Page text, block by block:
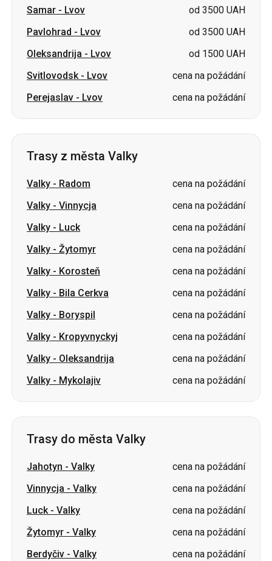
Samar - Lvov
od 3500 UAH
Pavlohrad - Lvov
od 3500 UAH
Oleksandrija - Lvov
od 1500 UAH
Svitlovodsk- Lvov
cena na požádání
Perejaslav - Lvov cena na požádání
Trasy z města Valky
Valky - Radom
cena na požádání
Valky - Vinnycja
cena na požádání
Valky - Luck
cena na požádání
Valky - Žytomyr
cena na požádání
Valky - Korosteň
cena na požádání
Valky - Bila Cerkva
cena na požádání
Valky - Boryspil
cena na požádání
Valky - Kropyvnyckyj
cena na požádání
Valky - Oleksandrija
cena na požádání
Valky - Mykolajiv cena na požádání
Trasy do města Valky
Jahotyn - Valky
cena na požádání
Vinnycja - Valky
cena na požádání
Luck- Valky
cena na požádání
Žytomyr - Valky
cena na požádání
Berdyčiv - Valky
cena na požádání